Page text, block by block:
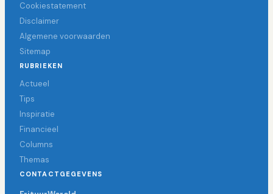
Cookiestatement
Disclaimer
Algemene voorwaarden
Sitemap
RUBRIEKEN
Actueel
Tips
Inspiratie
Financieel
Columns
Themas
CONTACTGEGEVENS